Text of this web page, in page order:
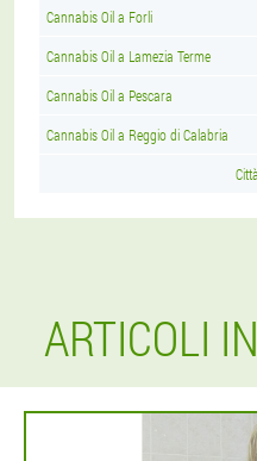
Cannabis Oil a Forli
Cannabis Oil a Lamezia Terme
Cannabis Oil a Pescara
Cannabis Oil a Reggio di Calabria
ARTICOLI